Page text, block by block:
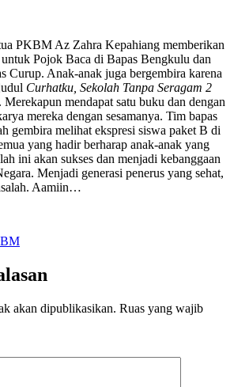
PKBM Az Zahra Kepahiang memberikan
Pojok Baca di Bapas Bengkulu dan
Curup. Anak-anak juga bergembira karena
Curhatku, Sekolah Tanpa Seragam 2
mendapat satu buku dan dengan
mereka dengan sesamanya. Tim bapas
gembira melihat ekspresi siswa paket B di
yang hadir berharap anak-anak yang
ini akan sukses dan menjadi kebanggaan
Menjadi generasi penerus yang sehat,
Aamiin…
akan dipublikasikan. Ruas yang wajib